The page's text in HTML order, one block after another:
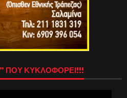
ΠΟΥ ΚΥΚΛΟΦΟΡΕΙ!!!